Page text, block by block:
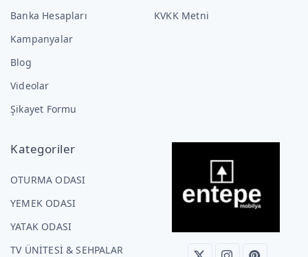
Banka Hesapları
Kampanyalar
Blog
Videolar
Şikayet Formu
KVKK Metni
Kategoriler
OTURMA ODASI
YEMEK ODASI
YATAK ODASI
TV ÜNİTESİ & SEHPALAR